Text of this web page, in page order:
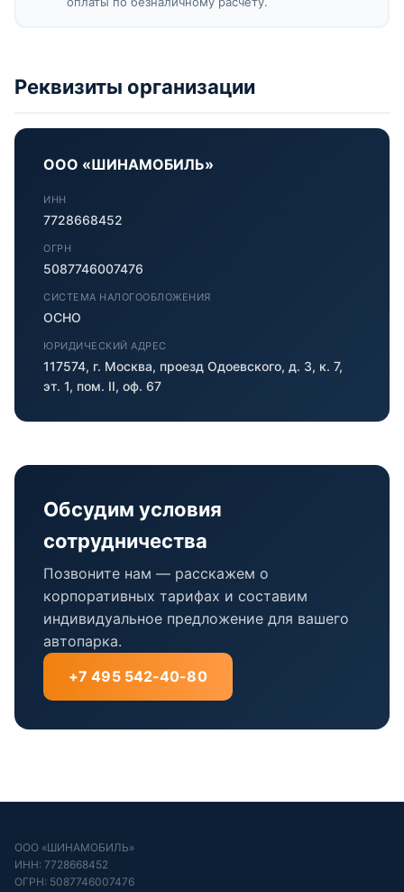
Реквизиты организации
ООО «ШИНАМОБИЛЬ»
ИНН
7728668452
ОГРН
5087746007476
СИСТЕМА НАЛОГООБЛОЖЕНИЯ
ОСНО
ЮРИДИЧЕСКИЙ АДРЕС
117574, г. Москва, проезд Одоевского, д. 3, к. 7,
эт. 1, пом. II, оф. 67
Обсудим условия
сотрудничества
Позвоните нам — расскажем о
корпоративных тарифах и составим
индивидуальное предложение для вашего
автопарка.
+7 495 542-40-80
ООО «ШИНАМОБИЛЬ»
ИНН: 7728668452
ОГРН: 5087746007476